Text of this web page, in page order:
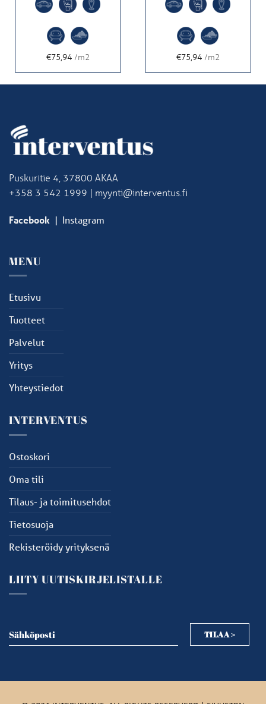
€75,94/m2 €75,94/m2
Puskuritie 4, 37800 AKAA
+358 3 542 1999 | myynti@interventus.fi
Facebook | Instagram
MENU
Etusivu
Tuotteet
Palvelut
Yritys
Yhteystiedot
INTERVENTUS
Ostoskori
Oma tili
Tilaus- ja toimitusehdot
Tietosuoja
Rekisteröidy yrityksenä
LIITY UUTISKIRJELISTALLE
Sähköposti
Sähköposti TILAA >